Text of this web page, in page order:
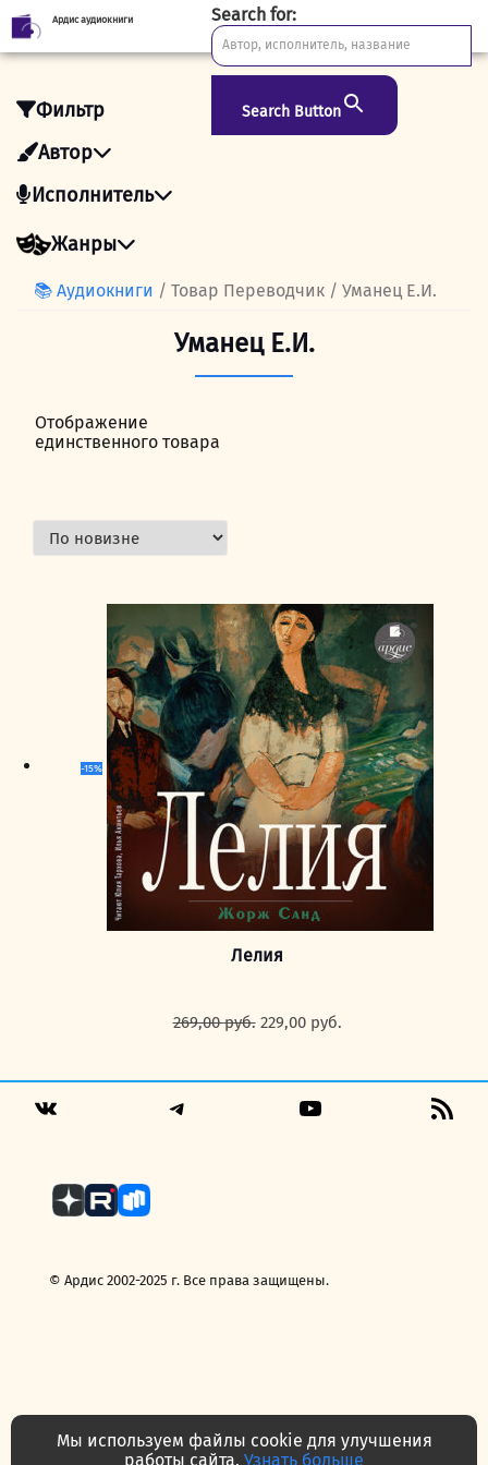
Skip
to
Ардис аудиокниги Search for:
Search Button
Фильтр
Автор
Исполнитель
Жанры
📚 Аудиокниги / Товар Переводчик / Уманец Е.И.
Уманец Е.И.
Отображение
единственного товара
-15%
Лелия
269,00руб. Первоначальная
269,00 руб..
229,00 руб.
© Ардис 2002-2025 г. Все права защищены.
Мы используем файлы cookie для улучшения
работы сайта. Узнать больше